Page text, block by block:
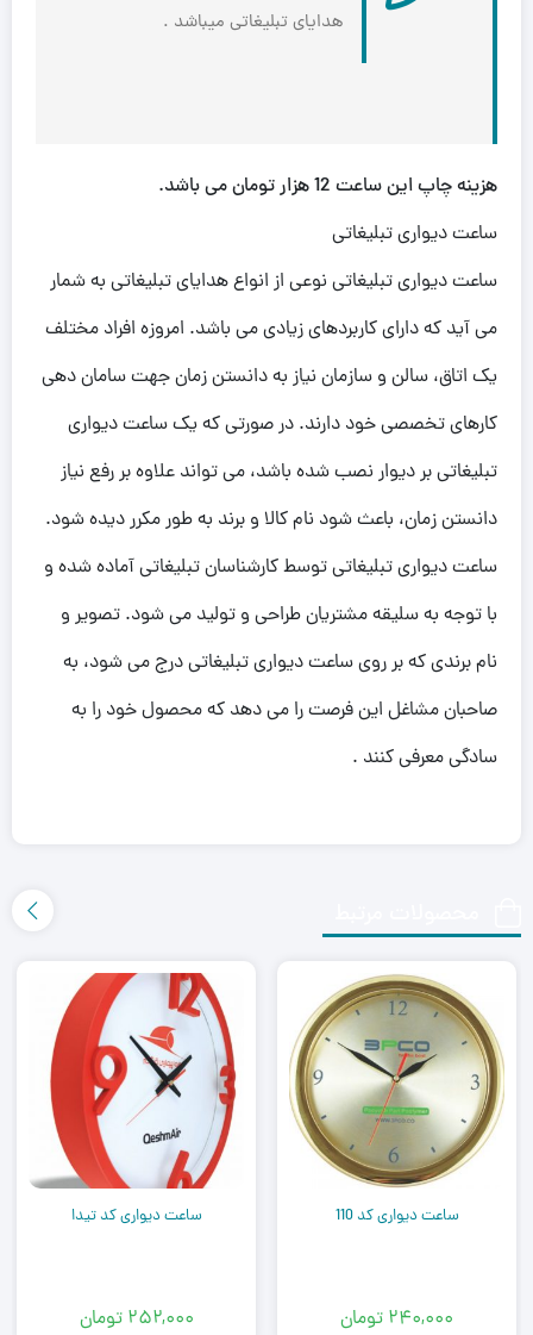
هدایای تبلیغاتی میباشد .
هزینه چاپ این ساعت 12 هزار تومان می باشد.
ساعت دیواری تبلیغاتی
ساعت دیواری تبلیغاتی نوعی از انواع هدایای تبلیغاتی به شمار
می آید که دارای کاربردهای زیادی می باشد. امروزه افراد مختلف
یک اتاق، سالن و سازمان نیاز به دانستن زمان جهت سامان دهی
کارهای تخصصی خود دارند. در صورتی که یک ساعت دیواری
تبلیغاتی بر دیوار نصب شده باشد، می تواند علاوه بر رفع نیاز
دانستن زمان، باعث شود نام کالا و برند به طور مکرر دیده شود.
ساعت دیواری تبلیغاتی توسط کارشناسان تبلیغاتی آماده شده و
با توجه به سلیقه مشتریان طراحی و تولید می شود. تصویر و
نام برندی که بر روی ساعت دیواری تبلیغاتی درج می شود، به
صاحبان مشاغل این فرصت را می دهد که محصول خود را به
سادگی معرفی کنند .
ساعت دیواری کد 110
۲۴۰,۰۰۰ تومان
ساعت دیواری کد تیدا
۲۵۲,۰۰۰ تومان